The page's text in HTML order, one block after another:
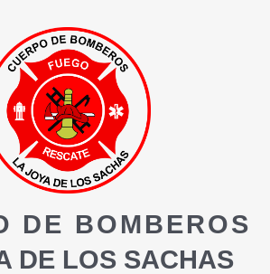
DE BOMBEROS
DE LOS SACHAS